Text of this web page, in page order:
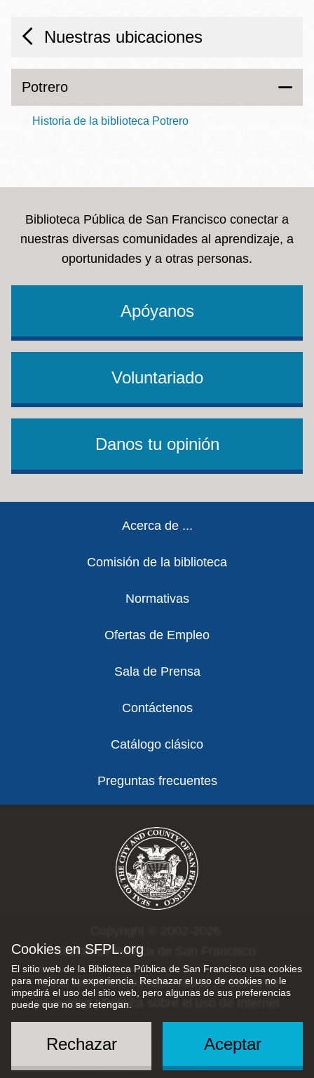
Cookies en SFPL.org
El sitio web de la Biblioteca Pública de San Francisco usa cookies
para mejorar tu experiencia. Rechazar el uso de cookies no le
impedirá el uso del sitio web, pero algunas de sus preferencias
puede que no se retengan.
Aceptar
Rechazar
Nuestras ubicaciones
Potrero
Historia de la biblioteca Potrero
Biblioteca Pública de San Francisco conectar a
nuestras diversas comunidades al aprendizaje, a
oportunidades y a otras personas.
Apóyanos
Voluntariado
Danos tu opinión
Acerca de ...
Comisión de la biblioteca
Normativas
Ofertas de Empleo
Sala de Prensa
Contáctenos
Catálogo clásico
Preguntas frecuentes
Biblioteca Pública de San Francisco.
Todos los derechos reservados |Política de
privacidad|Política sobre el uso de Internet
Social
Menu